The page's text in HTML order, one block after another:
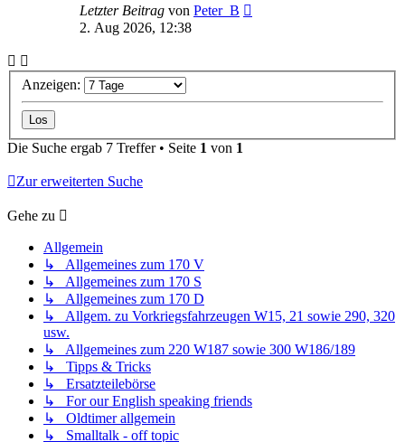
Letzter Beitrag von Peter_B
2. Aug 2026, 12:38
Anzeigen:
Die Suche ergab 7 Treffer • Seite 1 von 1
Zur erweiterten Suche
Gehe zu
Allgemein
↳ Allgemeines zum 170 V
↳ Allgemeines zum 170 S
↳ Allgemeines zum 170 D
↳ Allgem. zu Vorkriegsfahrzeugen W15, 21 sowie 290, 320
usw.
↳ Allgemeines zum 220 W187 sowie 300 W186/189
↳ Tipps & Tricks
↳ Ersatzteilebörse
↳ For our English speaking friends
↳ Oldtimer allgemein
↳ Smalltalk - off topic